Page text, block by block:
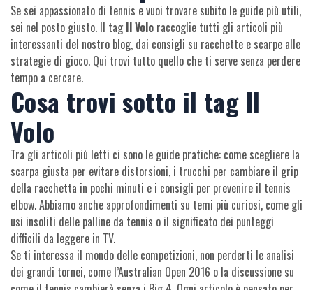
Se sei appassionato di tennis e vuoi trovare subito le guide più utili,
sei nel posto giusto. Il tagIl Volo raccoglie tutti gli articoli più
interessanti del nostro blog, dai consigli su racchette e scarpe alle
strategie di gioco. Qui trovi tutto quello che ti serve senza perdere
tempo a cercare.
Cosa trovi sotto il tag Il
Volo
Tra gli articoli più letti ci sono le guide pratiche: come scegliere la
scarpa giusta per evitare distorsioni, i trucchi per cambiare il grip
della racchetta in pochi minuti e i consigli per prevenire il tennis
elbow. Abbiamo anche approfondimenti su temi più curiosi, come gli
usi insoliti delle palline da tennis o il significato dei punteggi
difficili da leggere in TV.
Se ti interessa il mondo delle competizioni, non perderti le analisi
dei grandi tornei, come l’Australian Open 2016 o la discussione su